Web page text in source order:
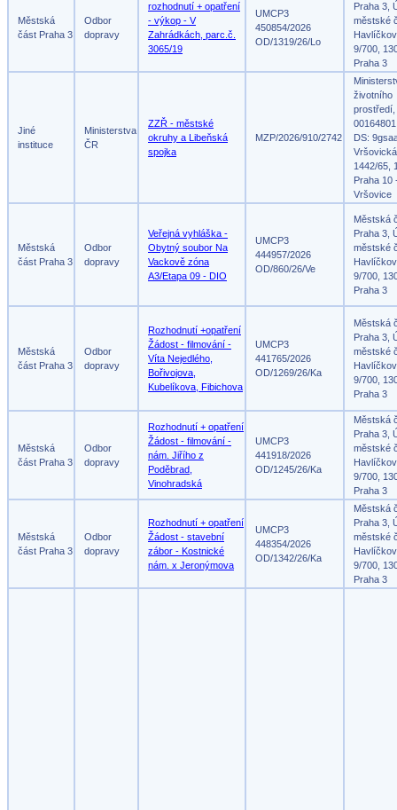
Městská
část Praha 3
Odbor
dopravy
rozhodnutí + opatření
- výkop - V
Zahrádkách, parc.č.
3065/19
UMCP3
450854/2026
OD/1319/26/Lo
Praha 3,
městské
9/700,
Praha 3
Jiné
instituce
Ministerstva
ČR
ZZŘ - městské
okruhy a Libeňská
spojka
MZP/2026/910/2742
životního
prostředí,
00164801
DS:
Vršovická
1442/65,
Praha 10
Vršovice
Městská
část Praha 3
Odbor
dopravy
Veřejná vyhláška -
Obytný soubor Na
Vackově zóna
A3/Etapa 09 - DIO
UMCP3
444957/2026
OD/860/26/Ve
Městská
Praha 3,
městské
9/700,
Praha 3
Městská
část Praha 3
Odbor
dopravy
Rozhodnutí +opatření
Žádost - filmování -
Víta Nejedlého,
Bořivojova,
Kubelíkova, Fibichova
UMCP3
441765/2026
OD/1269/26/Ka
Městská
Praha 3,
městské
9/700,
Praha 3
Městská
část Praha 3
Odbor
dopravy
Rozhodnutí + opatření
Žádost - filmování -
nám. Jiřího z
Poděbrad,
Vinohradská
UMCP3
441918/2026
OD/1245/26/Ka
Městská
Praha 3,
městské
9/700,
Praha 3
Městská
část Praha 3
Odbor
dopravy
Rozhodnutí + opatření
Žádost - stavební
zábor - Kostnické
nám. x Jeronýmova
UMCP3
448354/2026
OD/1342/26/Ka
Městská
Praha 3,
městské
9/700,
Praha 3